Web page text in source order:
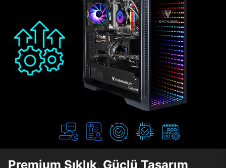
Premium Şıklık, Güçlü Tasarım